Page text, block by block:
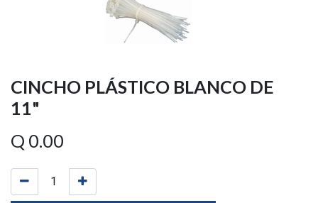
CINCHO PLÁSTICO BLANCO DE
11"
Q 0.00